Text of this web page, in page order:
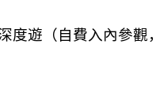
度遊（自費入內參觀，